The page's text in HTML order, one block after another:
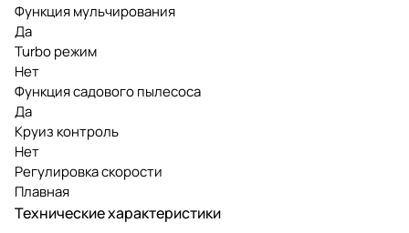
Функция мульчирования
Да
Turbo режим
Нет
Функция садового пылесоса
Да
Круиз контроль
Нет
Регулировка скорости
Плавная
Технические характеристики